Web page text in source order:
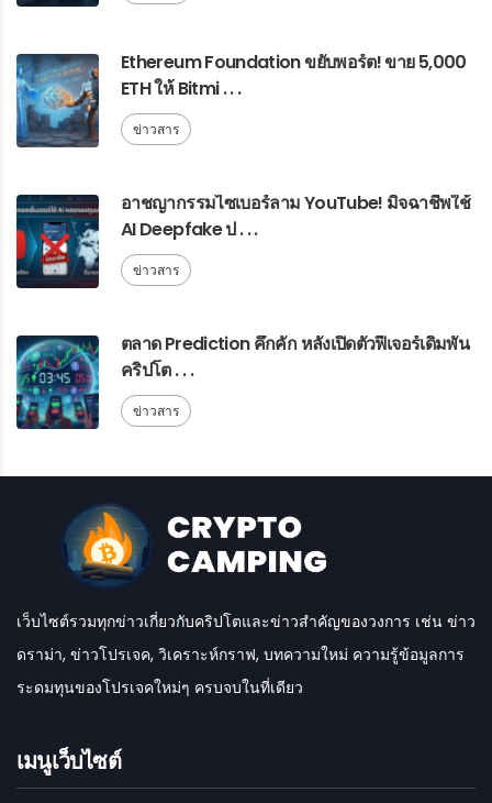
Ethereum Foundation ขยับพอร์ต! ขาย 5,000
ETH ให้ Bitmi . . .
ข่าวสาร
อาชญากรรมไซเบอร์ลาม YouTube! มิจฉาชีพใช้
AI Deepfake ป . . .
ข่าวสาร
ตลาด Prediction คึกคัก หลังเปิดตัวฟีเจอร์เดิมพัน
คริปโต . . .
ข่าวสาร
เว็บไซต์รวมทุกข่าวเกี่ยวกับคริปโตและข่าวสำคัญของวงการ เช่น ข่าว
ดราม่า, ข่าวโปรเจค, วิเคราะห์กราฟ, บทความใหม่ ความรู้ข้อมูลการ
ระดมทุนของโปรเจคใหม่ๆ ครบจบในที่เดียว
เมนูเว็บไซต์